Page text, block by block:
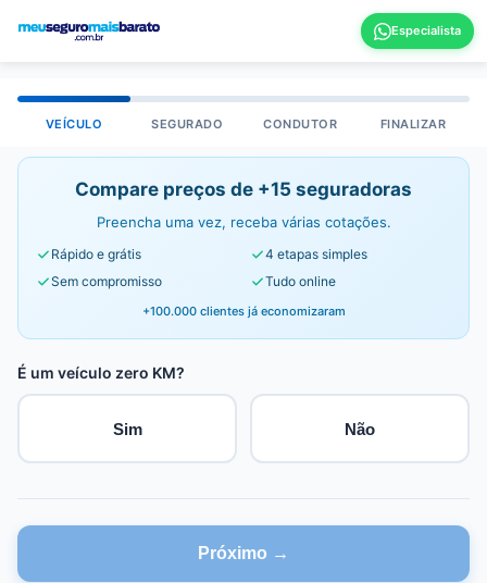
VEÍCULO SEGURADO CONDUTOR FINALIZAR
Compare preços de +15 seguradoras
Preencha uma vez, receba várias cotações.
Rápido e grátis
4 etapas simples
Sem compromisso
Tudo online
+100.000 clientes já economizaram
É um veículo zero KM?
Sim Não
Próximo →